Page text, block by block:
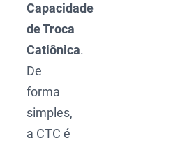
Capacidade
de Troca
Catiônica.
De
forma
simples,
a CTC é